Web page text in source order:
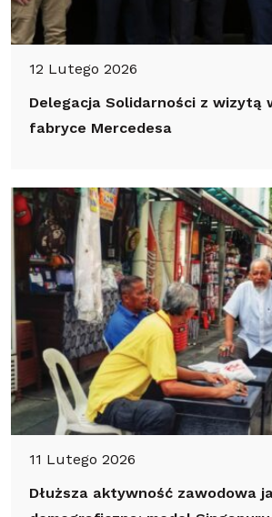
12 Lutego 2026
Delegacja Solidarności z wizytą
fabryce Mercedesa
11 Lutego 2026
Dłuższa aktywność zawodowa